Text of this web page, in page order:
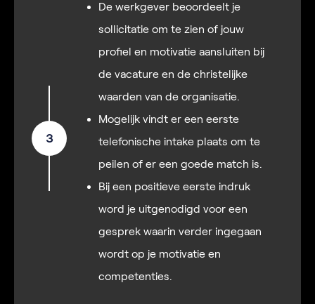
3
De werkgever beoordeelt je
sollicitatie om te zien of jouw
profiel en motivatie aansluiten bij
de vacature en de christelijke
waarden van de organisatie.
Mogelijk vindt er een eerste
telefonische intake plaats om te
peilen of er een goede match is.
Bij een positieve eerste indruk
word je uitgenodigd voor een
gesprek waarin verder ingegaan
wordt op je motivatie en
competenties.